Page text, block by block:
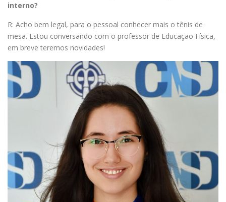
interno?
R: Acho bem legal, para o pessoal conhecer mais o tênis de
mesa. Estou conversando com o professor de Educação Física,
em breve teremos novidades!